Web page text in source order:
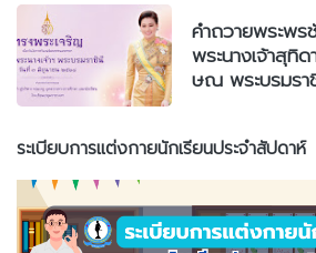
คำถวายพระพ
พระนางเจ้าสุทิ
ษณ พระบรมรา
ระเบียบการแต่งกายนักเรียนประจำสัปดาห์